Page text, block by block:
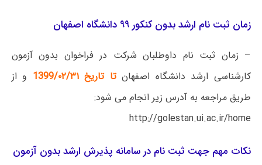
زمان ثبت نام ارشد بدون کنکور ۹۹ دانشگاه اصفهان
– زمان ثبت نام داوطلبان شرکت در فراخوان بدون آزمون
کارشناسی ارشد دانشگاه اصفهانتا تاریخ 1399/۰۲/۳۱
و از
طریق مراجعه به آدرس زیر انجام می شود:
http://golestan.ui.ac.ir/home
نکات مهم جهت ثبت نام در سامانه پذیرش ارشد بدون آزمون